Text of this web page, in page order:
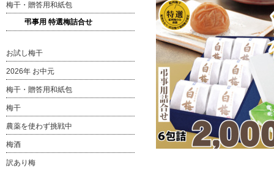
梅干・贈答用和紙包
弔事用 特選梅詰合せ
お試し梅干
2026年 お中元
梅干・贈答用和紙包
梅干
農薬を使わず挑戦中
梅酒
訳あり梅